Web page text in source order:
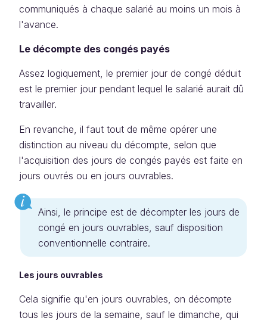
communiqués à chaque salarié au moins un mois à
l'avance.
Le décompte des congés payés
Assez logiquement, le premier jour de congé déduit
est le premier jour pendant lequel le salarié aurait dû
travailler.
En revanche, il faut tout de même opérer une
distinction au niveau du décompte, selon que
l'acquisition des jours de congés payés est faite en
jours ouvrés ou en jours ouvrables.
Ainsi, le principe est de décompter les jours de
congé en jours ouvrables, sauf disposition
conventionnelle contraire.
Les jours ouvrables
Cela signifie qu'en jours ouvrables, on décompte
tous les jours de la semaine, sauf le dimanche, qui